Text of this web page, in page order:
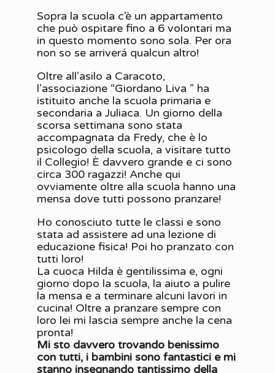
Sopra la scuola c’è un appartamento
che può ospitare fino a 6 volontari ma
in questo momento sono sola. Per ora
non so se arriverá qualcun altro!
Oltre all’asilo a Caracoto,
l’associazione “Giordano Liva ” ha
istituito anche la scuola primaria e
secondaria a Juliaca. Un giorno della
scorsa settimana sono stata
accompagnata da Fredy, che è lo
psicologo della scuola, a visitare tutto
il Collegio! È davvero grande e ci sono
circa 300 ragazzi! Anche qui
ovviamente oltre alla scuola hanno una
mensa dove tutti possono pranzare!
Ho conosciuto tutte le classi e sono
stata ad assistere ad una lezione di
educazione fisica! Poi ho pranzato con
tutti loro!
La cuoca Hilda è gentilissima e, ogni
giorno dopo la scuola, la aiuto a pulire
la mensa e a terminare alcuni lavori in
cucina! Oltre a pranzare sempre con
loro lei mi lascia sempre anche la cena
pronta!
Mi sto davvero trovando benissimo
con tutti, i bambini sono fantastici e mi
stanno insegnando tantissimo della